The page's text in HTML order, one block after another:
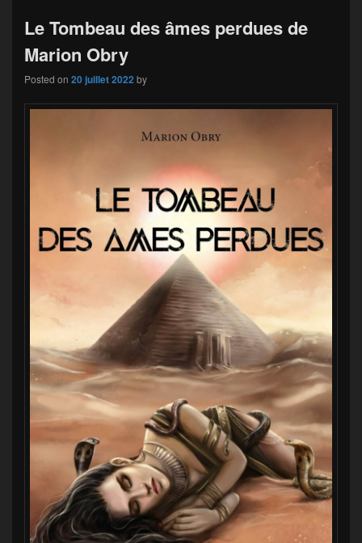
Le Tombeau des âmes perdues de
Marion Obry
Posted on 20 juillet 2022 by